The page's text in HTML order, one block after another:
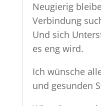
Neugierig
Verbindung
Und sich
es eng wird.
Ich wünsche
und gesunden